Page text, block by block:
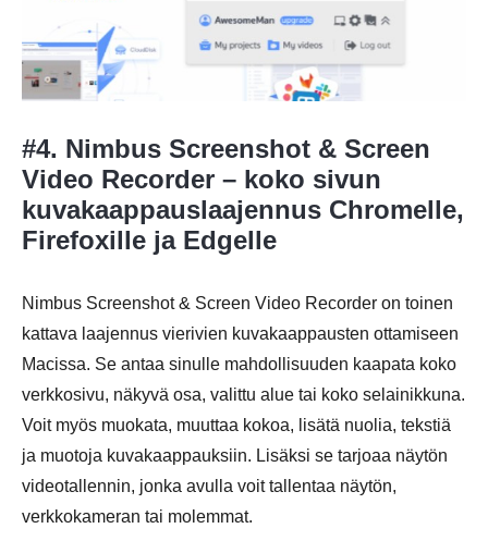
Vaihe 1.
#4. Nimbus Screenshot & Screen
Video Recorder – koko sivun
kuvakaappauslaajennus Chromelle,
Firefoxille ja Edgelle
Nimbus Screenshot & Screen Video Recorder on toinen
kattava laajennus vierivien kuvakaappausten ottamiseen
Macissa. Se antaa sinulle mahdollisuuden kaapata koko
verkkosivu, näkyvä osa, valittu alue tai koko selainikkuna.
Voit myös muokata, muuttaa kokoa, lisätä nuolia, tekstiä
ja muotoja kuvakaappauksiin. Lisäksi se tarjoaa näytön
videotallennin, jonka avulla voit tallentaa näytön,
verkkokameran tai molemmat.